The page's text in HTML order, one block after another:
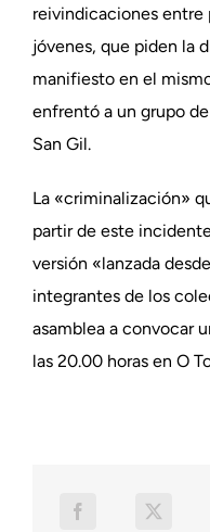
reivindicaciones entre
jóvenes, que piden la
manifiesto en el
enfrentó a un grupo
San Gil.
La «criminalización»
partir de este
versión «lanzada
integrantes de los
asamblea a convocar
las 20.00 horas en O